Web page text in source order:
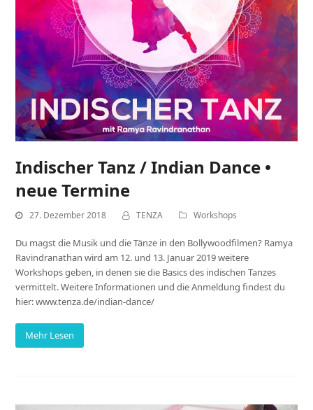
Indischer Tanz / Indian Dance •
neue Termine
27. Dezember 2018 TENZA Workshops
Du magst die Musik und die Tänze in den Bollywoodfilmen? Ramya
Ravindranathan wird am 12. und 13. Januar 2019 weitere
Workshops geben, in denen sie die Basics des indischen Tanzes
vermittelt. Weitere Informationen und die Anmeldung findest du
hier: www.tenza.de/indian-dance/
Mehr Lesen